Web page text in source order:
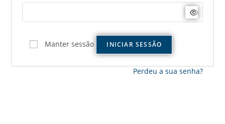
Manter sessão INICIAR SESSÃO
Perdeu a sua senha?